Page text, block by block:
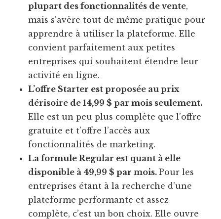
plupart des fonctionnalités de vente,
mais s’avère tout de même pratique pour
apprendre à utiliser la plateforme. Elle
convient parfaitement aux petites
entreprises qui souhaitent étendre leur
activité en ligne.
L’offre Starter est proposée au prix
dérisoire de 14,99 $ par mois seulement.
Elle est un peu plus complète que l’offre
gratuite et t’offre l’accès aux
fonctionnalités de marketing.
La formule Regular est quant à elle
disponible à 49,99 $ par mois.Pour les
entreprises étant à la recherche d’une
plateforme performante et assez
complète, c’est un bon choix. Elle ouvre